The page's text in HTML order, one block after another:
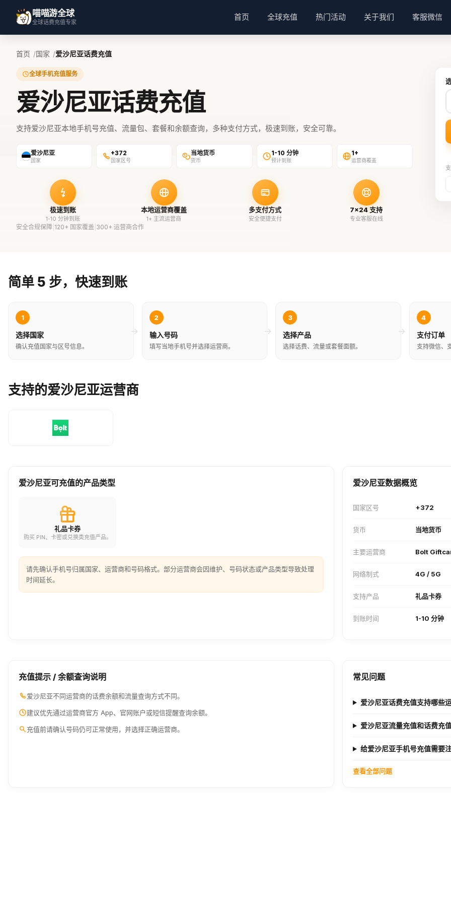
喵喵游全球
全球话费充值专家
首页 全球充值 热门活动 关于我们 客服微信
首页 国家 爱沙尼亚话费充值
全球手机充值服务
爱沙尼亚话费充值
支持爱沙尼亚本地手机号充值、流量包、套餐和余额查询，多种支付方式，极速到账，安全可靠。
爱沙尼亚
国家
+372
国家区号
当地货币
货币
1-10 分钟
预计到账
1+
运营商覆盖
极速到账
1-10 分钟到账
本地运营商覆盖
1+ 主流运营商
多支付方式
安全便捷支付
7×24 支持
专业客服在线
安全合规保障 120+ 国家覆盖 300+ 运营商合作
简单 5 步，快速到账
1
选择国家
确认充值国家与区号信息。
→
2
输入号码
填写当地手机号并选择运营商。
→
3
选择产品
选择话费、流量或套餐面额。
→
4
支付订单
支持微信、
支持的爱沙尼亚运营商
爱沙尼亚可充值的产品类型
礼品卡券
购买 PIN、卡密或兑换类充值产品。
请先确认手机号归属国家、运营商和号码格式。部分运营商会因维护、号码状态或产品类型导致处理
时间延长。
爱沙尼亚数据概览
国家区号 +372
货币 当地货币
主要运营商 Bolt
网络制式 4G / 5G
支持产品 礼品卡券
到账时间 1-10 分钟
充值提示 / 余额查询说明
爱沙尼亚不同运营商的话费余额和流量查询方式不同。
建议优先通过运营商官方 App、官网账户或短信提醒查询余额。
充值前请确认号码仍可正常使用，并选择正确运营商。
常见问题
爱沙尼亚话费充值支持哪些
爱沙尼亚流量充值和话费充
给爱沙尼亚手机号充值需要
查看全部问题